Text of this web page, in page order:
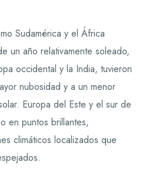
Sudamérica y el África
un año relativamente soleado,
occidental y la India, tuvieron
nubosidad y a un menor
Europa del Este y el sur de
en puntos brillantes,
climáticos localizados que